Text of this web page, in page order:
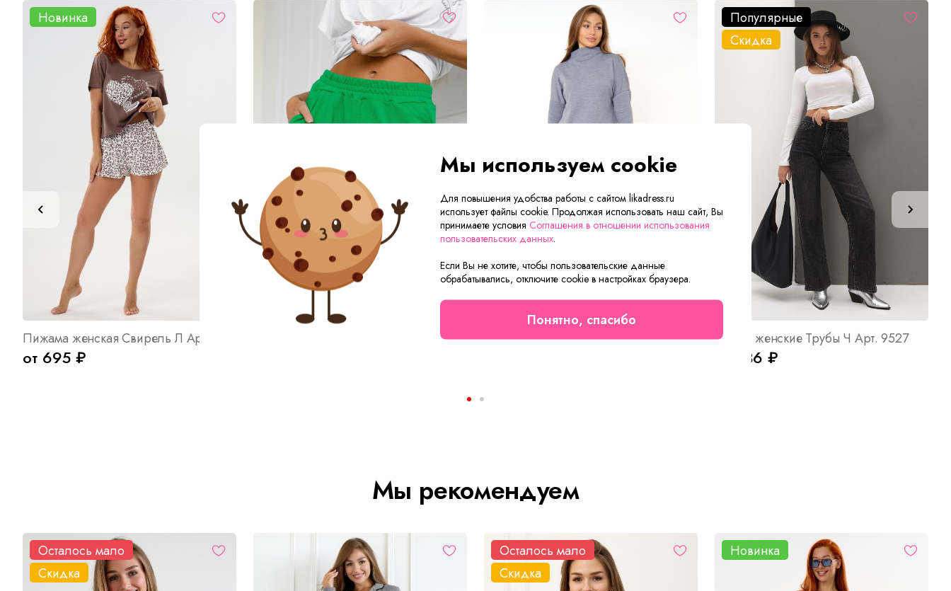
Новинка
от 695 ₽
Шорты женские Шарлотта Арт. 9213 Платье женское Вивьен С Арт. 10238
Популярные
Скидка
Брюки женские Трубы Ч Арт. 9527
от 936 ₽
Мы рекомендуем
Осталось мало
Скидка
Осталось мало
Скидка
Новинка
Мы используем cookie
Для повышения удобства работы с сайтом likadress.ru
использует файлы cookie. Продолжая использовать наш сайт, Вы
принимаете условия Соглашения в отношении использования
пользовательских данных.
Если Вы не хотите, чтобы пользовательские данные
обрабатывались, отключите cookie в настройках браузера.
Понятно, спасибо